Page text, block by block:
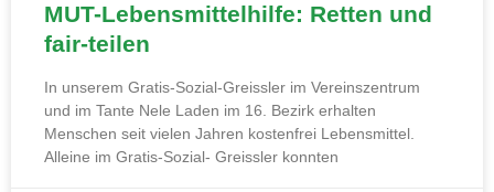
MUT-Lebensmittelhilfe: Retten und
fair-teilen
In unserem Gratis-Sozial-Greissler im Vereinszentrum
und im Tante Nele Laden im 16. Bezirk erhalten
Menschen seit vielen Jahren kostenfrei Lebensmittel.
Alleine im Gratis-Sozial- Greissler konnten